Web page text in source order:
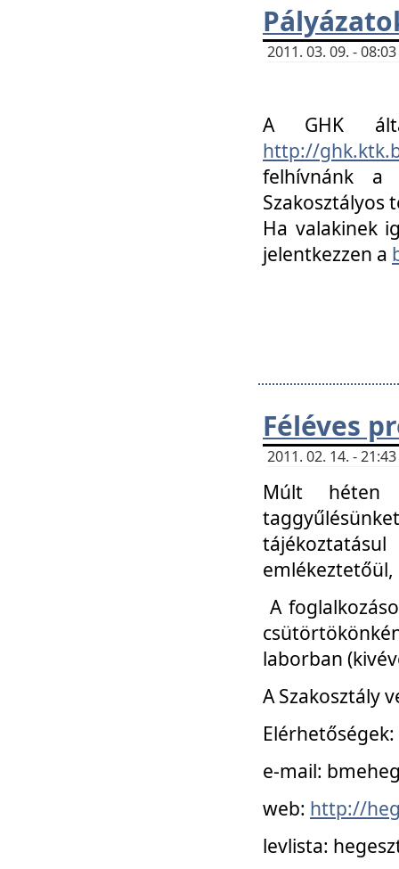
2011. 03. 09. -
A GHK
http://
felhívnánk a
Szakosztályos
Ha valakinek
jelentkezzen a
Féléves
2011. 02. 14. -
Múlt héten
emlékeztetőül,
A
laborban
A Szakosztály
Elérhetőségek:
e-mail:
web: http://
levlista: